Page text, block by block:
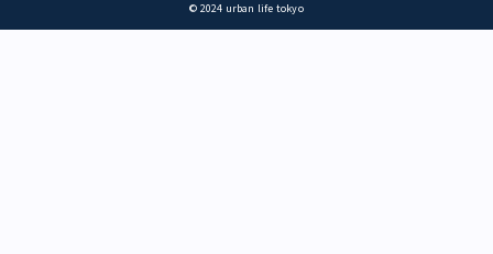
© 2024 urban life tokyo